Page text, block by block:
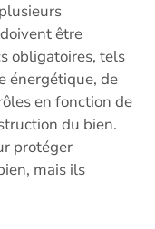
être
obligatoires, tels
énergétique, de
en fonction de
du bien.
protéger
mais ils